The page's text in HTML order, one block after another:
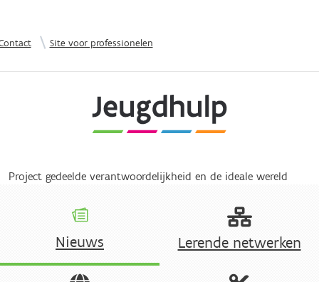
| Site voor professionelen
Project gedeelde verantwoordelijkheid en de ideale wereld
Nieuws Lerende netwerken